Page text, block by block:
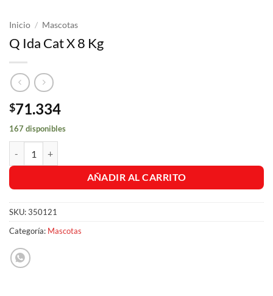
Inicio / Mascotas
Q Ida Cat X 8 Kg
$71.334
167 disponibles
AÑADIR AL CARRITO
SKU:350121
Categoría: Mascotas